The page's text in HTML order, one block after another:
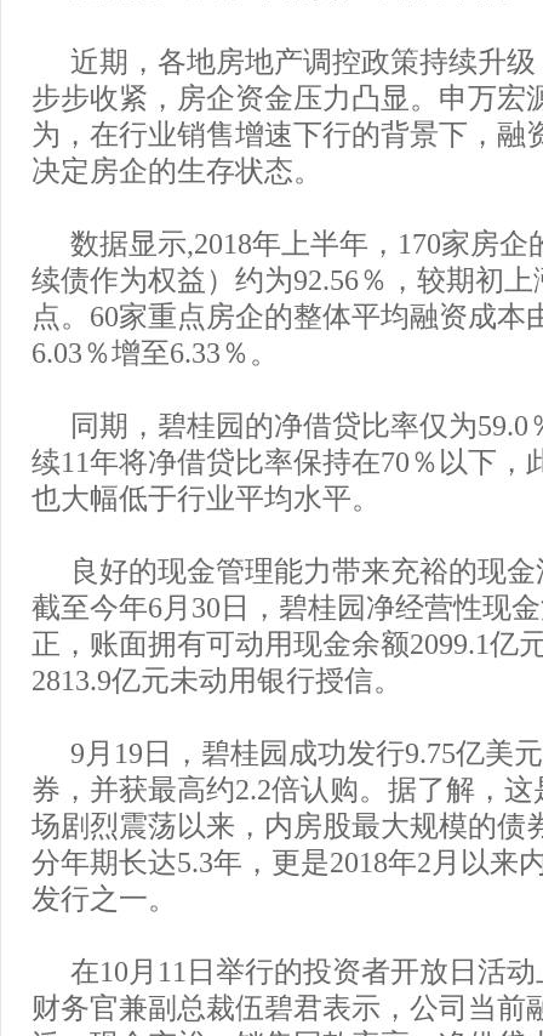
近期，各地房地产调控政策持续升
步步收紧，房企资金压力凸显。申万宏
为，在行业销售增速下行的背景下，融
决定房企的生存状态。
数据显示,2018年上半年，170家房企
续债作为权益）约为92.56％，较期初上
点。60家重点房企的整体平均融资成本
6.03％增至6.33％。
同期，碧桂园的净借贷比率仅为59.0
续11年将净借贷比率保持在70％以下，
也大幅低于行业平均水平。
良好的现金管理能力带来充裕的现
截至今年6月30日，碧桂园净经营性现
正，账面拥有可动用现金余额2099.1亿
2813.9亿元未动用银行授信。
9月19日，碧桂园成功发行9.75亿美
券，并获最高约2.2倍认购。据了解，这
场剧烈震荡以来，内房股最大规模的债
分年期长达5.3年，更是2018年2月以来
发行之一。
在10月11日举行的投资者开放日活
财务官兼副总裁伍碧君表示，公司当前